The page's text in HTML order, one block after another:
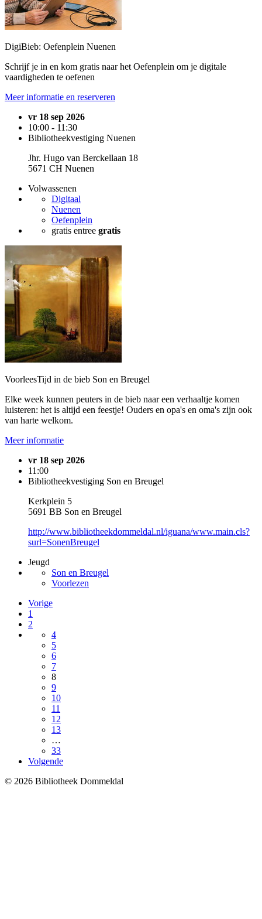
DigiBieb: Oefenplein Nuenen
Schrijf je in en kom gratis naar het Oefenplein om je digitale
vaardigheden te oefenen
Meer informatie en reserveren
vr 18 sep 2026
10:00 - 11:30
Bibliotheekvestiging Nuenen
Jhr. Hugo van Berckellaan 18
5671 CH Nuenen
Volwassenen
Digitaal
Nuenen
Oefenplein
gratis entree gratis
VoorleesTijd in de bieb Son en Breugel
Elke week kunnen peuters in de bieb naar een verhaaltje komen
luisteren: het is altijd een feestje! Ouders en opa's en oma's zijn ook
van harte welkom.
Meer informatie
vr 18 sep 2026
11:00
Bibliotheekvestiging Son en Breugel
Kerkplein 5
5691 BB Son en Breugel
http://www.bibliotheekdommeldal.nl/iguana/www.main.cls?
surl=SonenBreugel
Jeugd
Son en Breugel
Voorlezen
Vorige
1
2
4
5
6
7
8
9
10
11
12
13
…
33
Volgende
© 2026 Bibliotheek Dommeldal